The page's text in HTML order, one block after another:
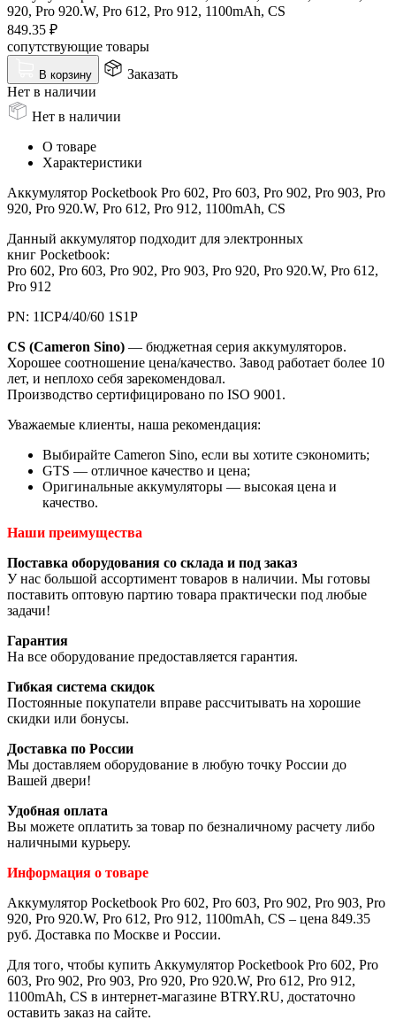
920, Pro 920.W, Pro 612, Pro 912, 1100mAh, CS
849.35 ₽
сопутствующие товары
В корзину
Заказать
Нет в наличии
Нет в наличии
О товаре
Характеристики
Аккумулятор Pocketbook Pro 602, Pro 603, Pro 902, Pro 903, Pro
920, Pro 920.W, Pro 612, Pro 912, 1100mAh, CS
Данный аккумулятор подходит для электронных
книг Pocketbook:
Pro 602, Pro 603, Pro 902, Pro 903, Pro 920, Pro 920.W, Pro 612,
Pro 912
PN: 1ICP4/40/60 1S1P
CS (Cameron Sino) — бюджетная серия аккумуляторов.
Хорошее соотношение цена/качество. Завод работает более 10
лет, и неплохо себя зарекомендовал.
Производство сертифицировано по ISO 9001.
Уважаемые клиенты, наша рекомендация:
Выбирайте Cameron Sino, если вы хотите сэкономить;
GTS — отличное качество и цена;
Оригинальные аккумуляторы — высокая цена и
качество.
Наши преимущества
Поставка оборудования со склада и под заказ
У нас большой ассортимент товаров в наличии. Мы готовы
поставить оптовую партию товара практически под любые
задачи!
Гарантия
На все оборудование предоставляется гарантия.
Гибкая система скидок
Постоянные покупатели вправе рассчитывать на хорошие
скидки или бонусы.
Доставка по России
Мы доставляем оборудование в любую точку России до
Вашей двери!
Удобная оплата
Вы можете оплатить за товар по безналичному расчету либо
наличными курьеру.
Информация о товаре
Аккумулятор Pocketbook Pro 602, Pro 603, Pro 902, Pro 903, Pro
920, Pro 920.W, Pro 612, Pro 912, 1100mAh, CS – цена 849.35
руб. Доставка по Москве и России.
Для того, чтобы купить Аккумулятор Pocketbook Pro 602, Pro
603, Pro 902, Pro 903, Pro 920, Pro 920.W, Pro 612, Pro 912,
1100mAh, CS в интернет-магазине BTRY.RU, достаточно
оставить заказ на сайте.